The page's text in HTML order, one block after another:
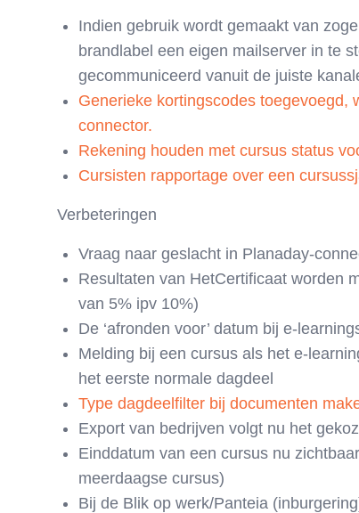
Indien gebruik wordt gemaakt van
brandlabel een eigen mailserver in te
gecommuniceerd vanuit de juiste
Generieke kortingscodes toegevoegd,
connector.
Rekening houden met cursus status
Cursisten rapportage over een
Verbeteringen
Vraag naar geslacht in Planaday-
Resultaten van HetCertificaat worden
van 5% ipv 10%)
De ‘afronden voor’ datum bij e-
Melding bij een cursus als het e-
het eerste normale dagdeel
Type dagdeelfilter bij documenten
Export van bedrijven volgt nu het
Einddatum van een cursus nu
meerdaagse cursus)
Bij de Blik op werk/Panteia